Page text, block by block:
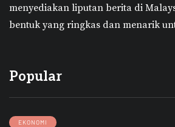
menyediakan liputan berita di
bentuk yang ringkas dan menarik
Popular
EKONOMI